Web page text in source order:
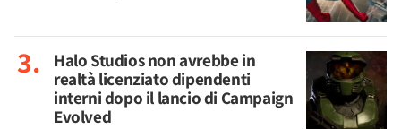
Halo Studios non avrebbe in
realtà licenziato dipendenti
interni dopo il lancio di Campaign
Evolved